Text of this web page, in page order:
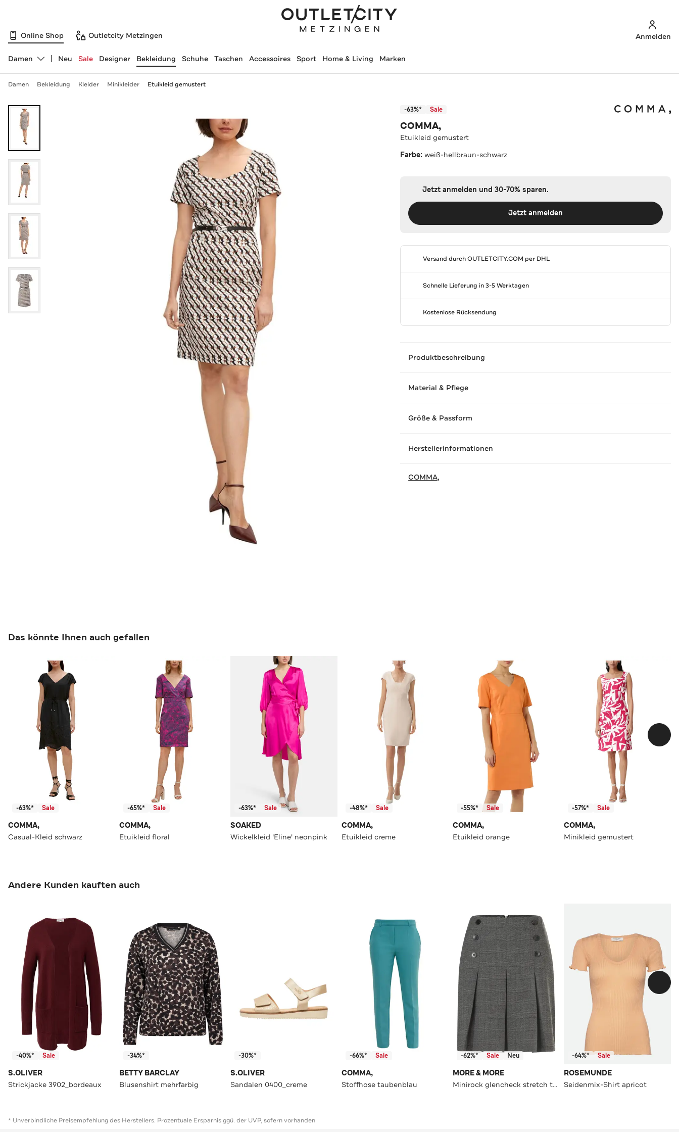
Online Shop Outletcity Metzingen Anmelden
Abteilung ändern, ausgewählt:
Damen Neu Sale Designer Bekleidung Schuhe Taschen Accessoires Sport Home & Living Marken
Damen Bekleidung Kleider Minikleider Etuikleid gemustert
-63%* Sale
COMMA,
Etuikleid gemustert
Farbe:weiß-hellbraun-schwarz
Jetzt anmelden und 30-70% sparen.
Jetzt anmelden
Versand durchOUTLETCITY.COM per DHL
Schnelle Lieferung in 3-5 Werktagen
Kostenlose Rücksendung
Produktbeschreibung
Material & Pflege
Größe & Passform
Herstellerinformationen
COMMA,
Das könnte Ihnen auch gefallen
-63%* Sale
COMMA,
Casual-Kleid schwarz
-65%* Sale
COMMA,
Etuikleid floral
-63%* Sale
SOAKED
Wickelkleid 'Eline' neonpink
-48%* Sale
COMMA,
Etuikleid creme
-55%* Sale
COMMA,
Etuikleid orange
-57%* Sale
COMMA,
Minikleid gemustert
Andere Kunden kauften auch
-40%* Sale
S.OLIVER
Strickjacke 3902_bordeaux
-34%*
BETTY BARCLAY
Blusenshirt mehrfarbig
-30%*
S.OLIVER
Sandalen 0400_creme
-66%* Sale
COMMA,
Stoffhose taubenblau
-62%* Sale Neu
MORE & MORE
Minirock glencheck stretch two coloured
-64%* Sale
ROSEMUNDE
Seidenmix-Shirt apricot
* Unverbindliche Preisempfehlung des Herstellers. Prozentuale Ersparnis ggü. der UVP, sofern vorhanden